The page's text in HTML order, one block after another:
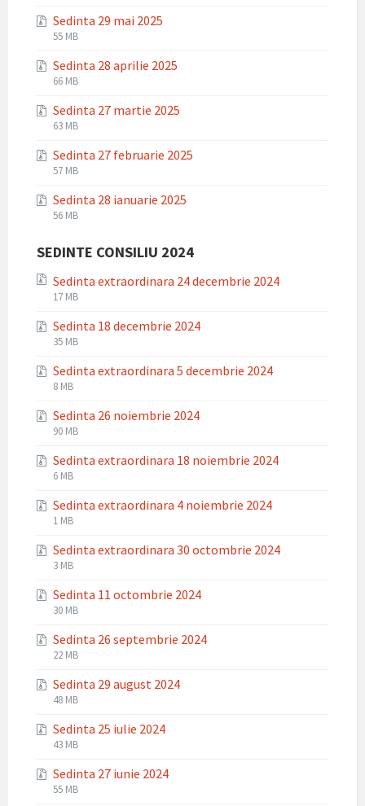
zip
Sedinta 29 mai 2025
File
zip
File
55 MB
Sedinta 28 aprilie 2025
File
zip
File
66 MB
Sedinta 27 martie 2025
File
zip
File
63 MB
Sedinta 27 februarie 2025
File
zip
File
57 MB
Sedinta 28 ianuarie 2025
File
zip
File
56 MB
SEDINTE CONSILIU 2024
Sedinta extraordinara 24 decembrie 2024
File
zip
File
17 MB
Sedinta 18 decembrie 2024
File
zip
File
35 MB
Sedinta extraordinara 5 decembrie 2024
File
zip
File
8 MB
Sedinta 26 noiembrie 2024
File
zip
File
90 MB
Sedinta extraordinara 18 noiembrie 2024
File
zip
File
6 MB
Sedinta extraordinara 4 noiembrie 2024
File
zip
File
1 MB
Sedinta extraordinara 30 octombrie 2024
File
zip
File
3 MB
Sedinta 11 octombrie 2024
File
zip
File
30 MB
Sedinta 26 septembrie 2024
File
zip
File
22 MB
Sedinta 29 august 2024
File
zip
File
48 MB
Sedinta 25 iulie 2024
File
zip
File
43 MB
Sedinta 27 iunie 2024
File
File
55 MB